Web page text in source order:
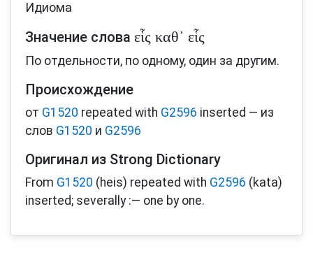
Идиома
Значение слова εἷς καθ᾽ εἷς
По отдельности, по одному, один за другим.
Происхождение
от G1520 repeated with G2596 inserted — из
слов G1520 и G2596
Оригинал из Strong Dictionary
From G1520 (heis) repeated with G2596 (kata)
inserted; severally :— one by one.